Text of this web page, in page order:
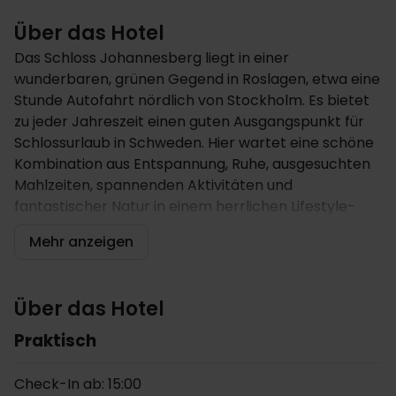
Über das Hotel
Das Schloss Johannesberg liegt in einer
wunderbaren, grünen Gegend in Roslagen, etwa eine
Stunde Autofahrt nördlich von Stockholm. Es bietet
zu jeder Jahreszeit einen guten Ausgangspunkt für
Schlossurlaub in Schweden. Hier wartet eine schöne
Kombination aus Entspannung, Ruhe, ausgesuchten
Mahlzeiten, spannenden Aktivitäten und
fantastischer Natur in einem herrlichen Lifestyle-
Hotel
Ihnen eine historischen, chartakteristischen Rahmen
für einen einzigartigen Schlossaufenthalt in
Schweden. Hier wohnen Sie von fantastischer Natur
durch die Wälder schlängeln, umgeben. Während
Mehr anzeigen
Über das Hotel
Praktisch
Check-In ab: 15:00